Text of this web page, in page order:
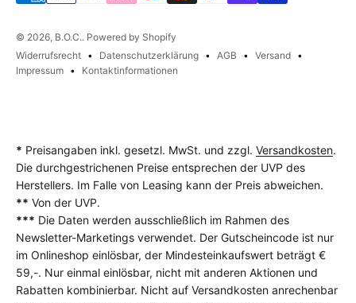
© 2026, B.O.C.. Powered by Shopify
Widerrufsrecht
Datenschutzerklärung AGB
Versand
Impressum
Kontaktinformationen
* Preisangaben inkl. gesetzl. MwSt. und zzgl. Versandkosten.
Die durchgestrichenen Preise entsprechen der UVP des
Herstellers. Im Falle von Leasing kann der Preis abweichen.
** Von der UVP.
*** Die Daten werden ausschließlich im Rahmen des
Newsletter-Marketings verwendet. Der Gutscheincode ist nur
im Onlineshop einlösbar, der Mindesteinkaufswert beträgt €
59,-. Nur einmal einlösbar, nicht mit anderen Aktionen und
Rabatten kombinierbar. Nicht auf Versandkosten anrechenbar